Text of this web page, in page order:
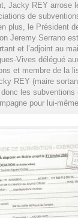
Jacky REY arrose
de
plus, le Président
Jeremy Serrano
et l’adjoint au
Vives délégué
et membre de la
REY (maire
donc les subventions
pour lui-